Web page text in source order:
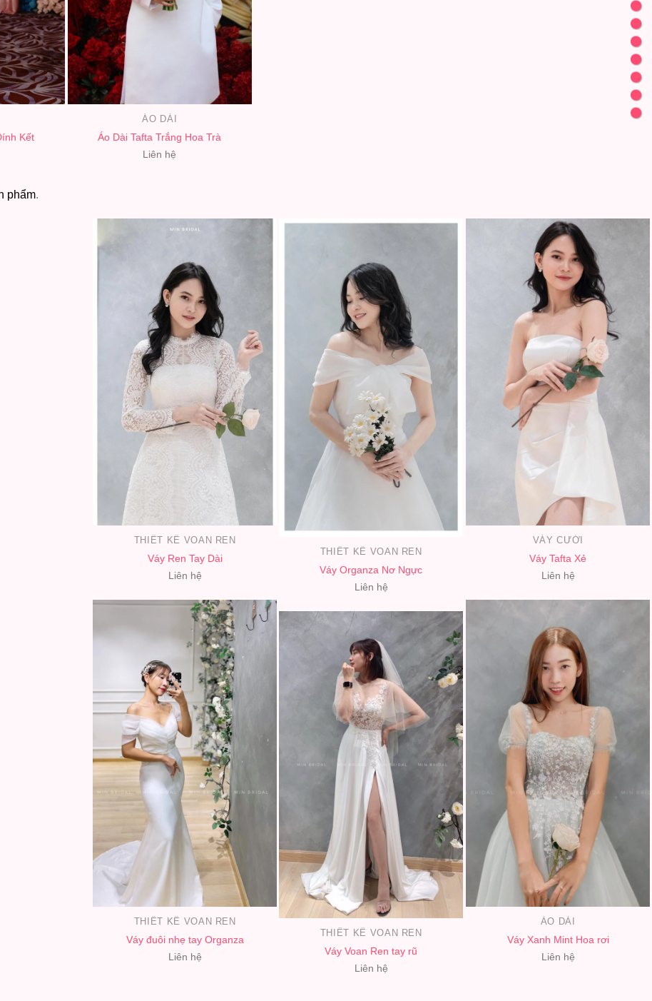
Kết
ÁO DÀI
Áo Dài Tafta Trắng Hoa Trà
Liên hệ
phẩm.
THIẾT KẾ VOAN REN
Váy Ren Tay Dài
Liên hệ
THIẾT KẾ VOAN REN
Váy Organza Nơ Ngực
Liên hệ
VÁY CƯỚI
Váy Tafta Xẻ
Liên hệ
THIẾT KẾ VOAN REN
Váy đuôi nhẹ tay Organza
Liên hệ
ÁO DÀI
Váy Xanh Mint Hoa rơi
Liên hệ
THIẾT KẾ VOAN REN
Váy Voan Ren tay rũ
Liên hệ